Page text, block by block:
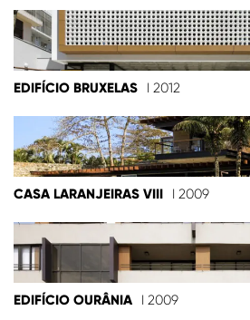
EDIFÍCIO BRUXELAS I 2012
CASA LARANJEIRAS VIII I 2009
EDIFÍCIO OURÂNIA I 2009